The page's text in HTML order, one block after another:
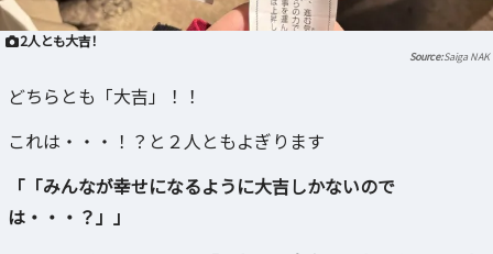
2人とも大吉！
Saiga NAK
どちらとも「大吉」！！
これは・・・！？と２人ともよぎります
「「みんなが幸せになるように大吉しかないので
は・・・？」」